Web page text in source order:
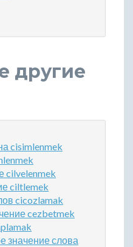
другие
cisimlenmek
cilvelenmek
ciltlemek
cicozlamak
cezbetmek
значение слова